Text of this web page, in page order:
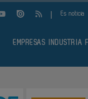
| Es noticia
EMPRESAS INDUSTRIA